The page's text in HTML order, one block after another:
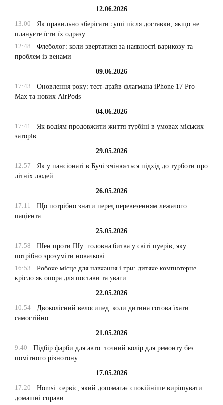
12.06.2026
13:00
Як правильно зберігати суші після доставки, якщо не
плануєте їсти їх одразу
12:48
Флеболог: коли звертатися за наявності варикозу та
проблем із венами
09.06.2026
17:43
Оновлення року: тест-драйв флагмана iPhone 17 Pro
Max та нових AirPods
04.06.2026
17:41
Як водіям продовжити життя турбіні в умовах міських
заторів
29.05.2026
12:57
Як у пансіонаті в Бучі змінюється підхід до турботи про
літніх людей
26.05.2026
17:11
Що потрібно знати перед перевезенням лежачого
пацієнта
25.05.2026
17:58
Шен проти Шу: головна битва у світі пуерів, яку
потрібно зрозуміти новачкові
16:53
Робоче місце для навчання і гри: дитяче компютерне
крісло як опора для постави та уваги
22.05.2026
10:54
Двоколісний велосипед: коли дитина готова їхати
самостійно
21.05.2026
9:40
Підбір фарби для авто: точний колір для ремонту без
помітного різнотону
17.05.2026
17:20
Homsi: сервіс, який допомагає спокійніше вирішувати
домашні справи